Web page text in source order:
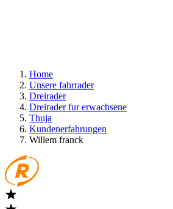
Home
Unsere fahrrader
Dreirader
Dreirader fur erwachsene
Thuja
Kundenerfahrungen
Willem franck